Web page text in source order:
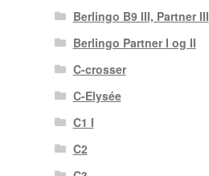
Berlingo B9 III, Partner III
Berlingo Partner I og II
C-crosser
C-Elysée
C1 I
C2